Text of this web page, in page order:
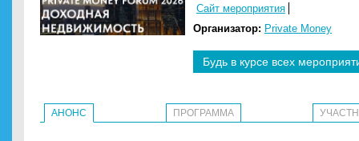
Сайт мероприятия
Организатор: Private Money
Будь в курсе всех
АНОНС ПРОГРАММА